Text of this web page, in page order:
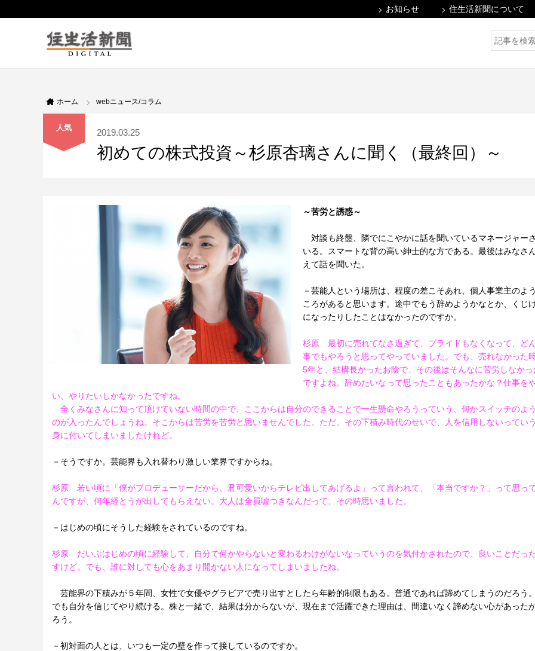
お知らせ 住生活新聞について
ホーム webニュース/コラム
人気 2019.03.25
初めての株式投資～杉原杏璃さんに聞く（最終回）～
～苦労と誘惑～
対談も終盤、隣でにこやかに話を聞いているマネージャー
いる。スマートな背の高い紳士的な方である。最後はみなさ
えて話を聞いた。
－芸能人という場所は、程度の差こそあれ、個人事業主のよ
ころがあると思います。途中でもう辞めようかなとか、くじ
になったりしたことはなかったのですか。
杉原 最初に売れてなさ過ぎて、プライドもなくなって、ど
事でもやろうと思ってやっていました。でも、売れなかった
5年と、結構長かったお陰で、その後はそんなに苦労しなかっ
ですよね。辞めたいなって思ったこともあったかな？仕事を
い、やりたいしかなかったですね。
全くみなさんに知って頂けていない時間の中で、ここからは自分のできることで一生懸命やろうっていう、何かスイッチのよ
のが入ったんでしょうね。そこからは苦労を苦労と思いませんでした。ただ、その下積み時代のせいで、人を信用しないってい
身に付いてしまいましたけれど。
－そうですか。芸能界も入れ替わり激しい業界ですからね。
杉原 若い頃に「僕がプロデューサーだから、君可愛いからテレビ出してあげるよ」って言われて、「本当ですか？」って思っ
んですが、何年経とうが出してもらえない。大人は全員嘘つきなんだって、その時思いました。
－はじめの頃にそうした経験をされているのですね。
杉原 だいぶはじめの頃に経験して、自分で何かやらないと変わるわけがないなっていうのを気付かされたので、良いことだっ
すけど。でも、誰に対しても心をあまり開かない人になってしまいましたね。
芸能界の下積みが５年間、女性で女優やグラビアで売り出すとしたら年齢的制限もある。普通であれば諦めてしまうのだろう
でも自分を信じてやり続ける。株と一緒で、結果は分からないが、現在まで活躍できた理由は、間違いなく諦めない心があった
ろう。
－初対面の人とは、いつも一定の壁を作って接しているのですか。